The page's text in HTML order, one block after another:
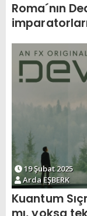
Roma´nın
19 Şubat 2025
Arda EŞBERK
Kuantum